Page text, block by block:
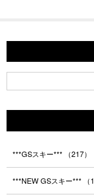
***GSスキー*** （217）
***NEW GSスキー***